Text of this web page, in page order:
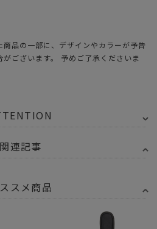
品の一部に、デザインやカラーが予告
ございます。 予めご了承くださいま
関連記事
スメ商品